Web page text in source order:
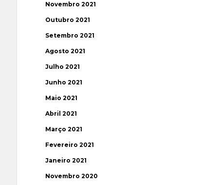
Novembro 2021
Outubro 2021
Setembro 2021
Agosto 2021
Julho 2021
Junho 2021
Maio 2021
Abril 2021
Março 2021
Fevereiro 2021
Janeiro 2021
Novembro 2020